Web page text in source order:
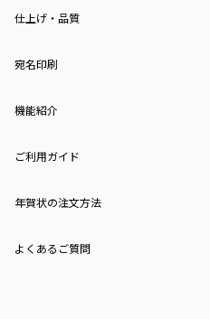
仕上げ・品質
宛名印刷
機能紹介
ご利用ガイド
年賀状の注文方法
よくあるご質問